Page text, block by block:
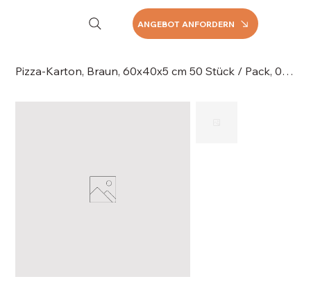
ANGEBOT ANFORDERN
Pizza-Karton, Braun, 60x40x5 cm 50 Stück / Pack, 060-060M